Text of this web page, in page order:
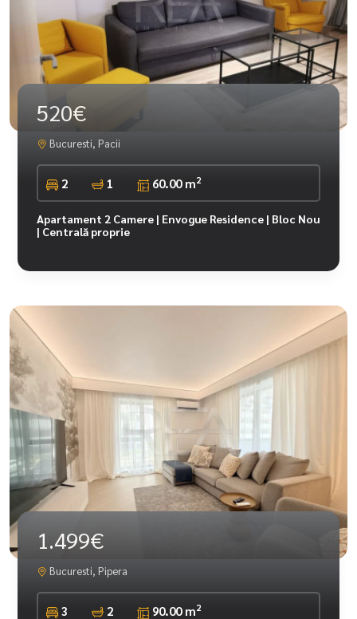
520€
Bucuresti, Pacii
2 1 60.00 m2
Apartament 2 Camere | Envogue Residence | Bloc Nou
| Centrală proprie
1.499€
Bucuresti, Pipera
3 2 90.00 m2